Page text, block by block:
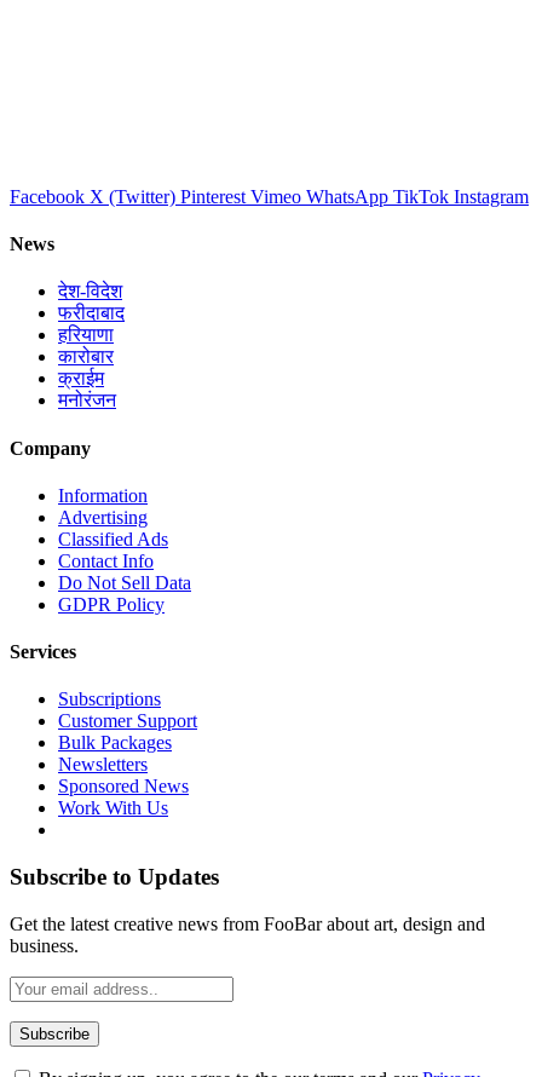
Facebook X (Twitter) Pinterest Vimeo WhatsApp TikTok Instagram
News
देश-विदेश
फरीदाबाद
हरियाणा
कारोबार
क्राईम
मनोरंजन
Company
Information
Advertising
Classified Ads
Contact Info
Do Not Sell Data
GDPR Policy
Services
Subscriptions
Customer Support
Bulk Packages
Newsletters
Sponsored News
Work With Us
Subscribe to Updates
Get the latest creative news from FooBar about art, design and
business.